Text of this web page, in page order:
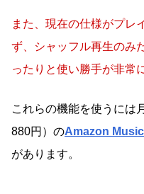
また、現在の仕様がプレ
ず、シャッフル再生のみ
ったりと使い勝手が非常
これらの機能を使うには
880円）のAmazon
があります。